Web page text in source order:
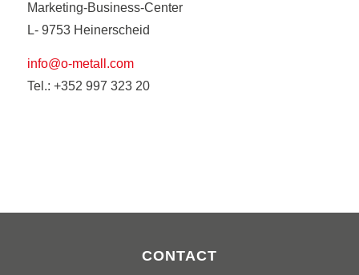
Marketing-Business-Center
L- 9753 Heinerscheid
info@o-metall.com
Tel.: +352 997 323 20
CONTACT